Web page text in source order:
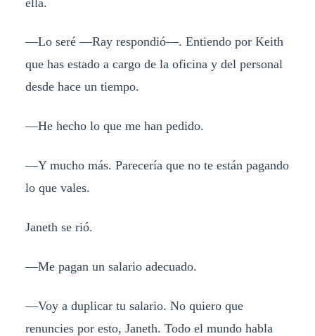
—Lo seré —Ray respondió—. Entiendo por Keith
que has estado a cargo de la oficina y del personal
desde hace un tiempo.
—He hecho lo que me han pedido.
—Y mucho más. Parecería que no te están pagando
lo que vales.
Janeth se rió.
—Me pagan un salario adecuado.
—Voy a duplicar tu salario. No quiero que
renuncies por esto, Janeth. Todo el mundo habla